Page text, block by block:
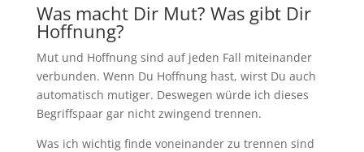
Was macht Dir Mut? Was gibt Dir
Hoffnung?
Mut und Hoffnung sind auf jeden Fall miteinander
verbunden. Wenn Du Hoffnung hast, wirst Du auch
automatisch mutiger. Deswegen würde ich dieses
Begriffspaar gar nicht zwingend trennen.
Was ich wichtig finde voneinander zu trennen sind